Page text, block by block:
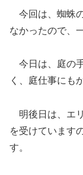
今回は、蜘蛛
なかったので、
今日は、庭の
く、庭仕事にも
明後日は、エ
を受けています
す。